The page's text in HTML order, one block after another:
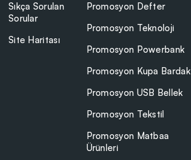
Sıkça Sorulan
Sorular
Site Haritası
Promosyon Defter
Promosyon Teknoloji
Promosyon Powerbank
Promosyon Kupa Bardak
Promosyon USB Bellek
Promosyon Tekstil
Promosyon Matbaa
Ürünleri